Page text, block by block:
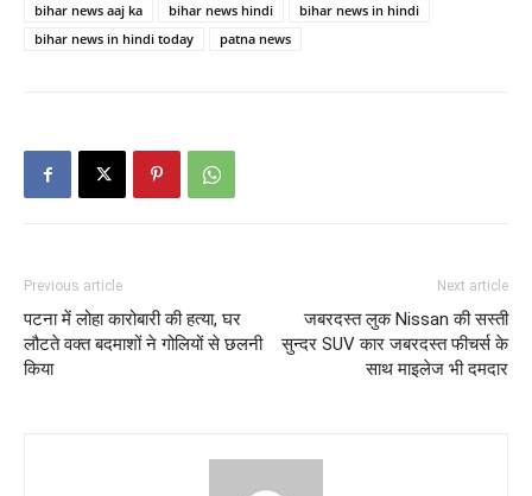
bihar news aaj ka
bihar news hindi
bihar news in hindi
bihar news in hindi today
patna news
Previous article
पटना में लोहा कारोबारी की हत्या, घर
लौटते वक्त बदमाशों ने गोलियों से छलनी
किया
Next article
जबरदस्त लुक Nissan की सस्ती
सुन्दर SUV कार जबरदस्त फीचर्स के
साथ माइलेज भी दमदार